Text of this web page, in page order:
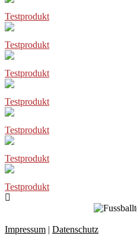
Testprodukt
Testprodukt
Testprodukt
Testprodukt
Testprodukt
Testprodukt
Testprodukt
Impressum | Datenschutz